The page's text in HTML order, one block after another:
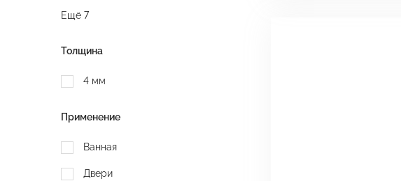
Ещё 7
Толщина
4 мм
Применение
Ванная
Двери